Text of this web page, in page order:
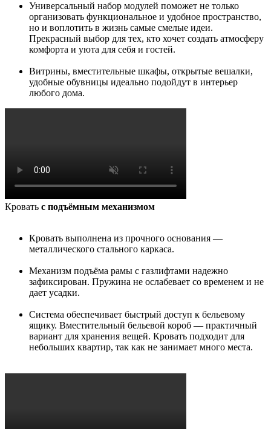
Универсальный набор модулей поможет не только
организовать функциональное и удобное пространство,
но и воплотить в жизнь самые смелые идеи.
Прекрасный выбор для тех, кто хочет создать атмосферу
комфорта и уюта для себя и гостей.
Витрины, вместительные шкафы, открытые вешалки,
удобные обувницы идеально подойдут в интерьер
любого дома.
Кровать с подъёмным механизмом
Кровать выполнена из прочного основания —
металлического стального каркаса.
Механизм подъёма рамы с газлифтами надежно
зафиксирован. Пружина не ослабевает со временем и не
дает усадки.
Система обеспечивает быстрый доступ к бельевому
ящику. Вместительный бельевой короб — практичный
вариант для хранения вещей. Кровать подходит для
небольших квартир, так как не занимает много места.